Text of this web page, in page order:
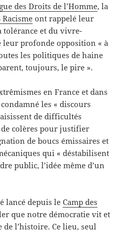
des Droits de l’Homme, la
Racisme ont rappelé leur
tolérance et du vivre-
leur profonde opposition « à
les politiques de haine
toujours, le pire ».
en France et dans
les « discours
de difficultés
colères pour justifier
de boucs émissaires et
qui « déstabilisent
public, l’idée même d’un
lancé depuis leCamp des
que notre démocratie vit et
de l’histoire. Ce lieu, seul